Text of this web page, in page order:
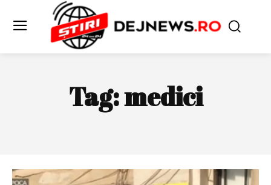
Tag:medici